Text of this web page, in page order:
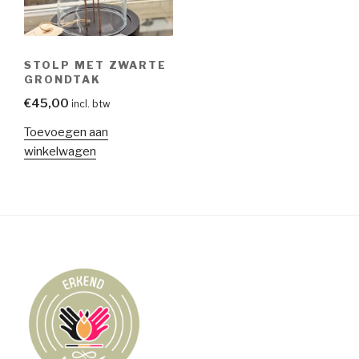
STOLP MET ZWARTE
GRONDTAK
€45,00 incl. btw
Toevoegen aan
winkelwagen